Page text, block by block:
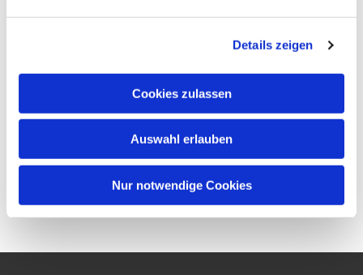
Details zeigen
Cookies zulassen
Auswahl erlauben
Nur notwendige Cookies